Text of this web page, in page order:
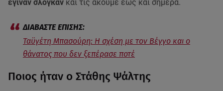
έγιναν σλόγκαν και τις ακούμε έως και σήμερα.
Ταϋγέτη Μπασούρη: Η σχέση με τον Βέγγο και ο
θάνατος που δεν ξεπέρασε ποτέ
Ποιος ήταν ο Στάθης Ψάλτης